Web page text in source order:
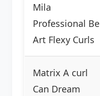
Mila
Professional Be
Art Flexy Curls
Matrix A curl
Can Dream